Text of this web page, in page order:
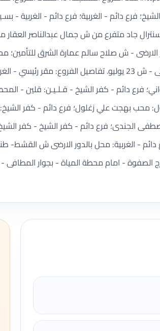
فرع دائم - الغربية؛ فرع دائم - الغربية
جاد متفرع من ش جمال عبدالناصر العقار
الارضى - ش صلاح سالم عمارة الشرق
بالدور الاول علوى - برج الصفوة - امام محطة المياة - بجوار المطافى
فرع دائم - كفر الشيخ - قـلـيـن: قلين -
فرع دائم - كفر الشيخ - كفر
- الغربية: محل بالدور الارضى ش القشط-